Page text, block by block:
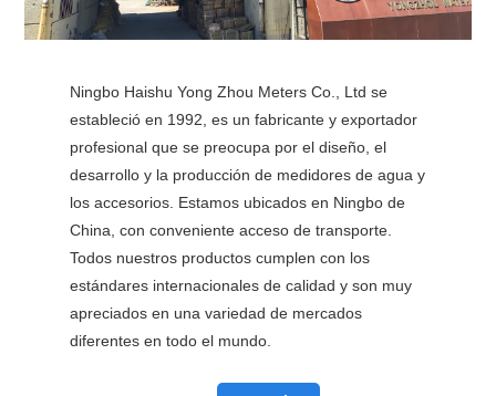
Ningbo Haishu Yong Zhou Meters Co., Ltd se
estableció en 1992, es un fabricante y exportador
profesional que se preocupa por el diseño, el
desarrollo y la producción de medidores de agua y
los accesorios. Estamos ubicados en Ningbo de
China, con conveniente acceso de transporte.
Todos nuestros productos cumplen con los
estándares internacionales de calidad y son muy
apreciados en una variedad de mercados
diferentes en todo el mundo.